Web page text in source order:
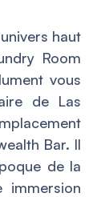
haut
Room
vous
de Las
Bar. Il
de la
immersion